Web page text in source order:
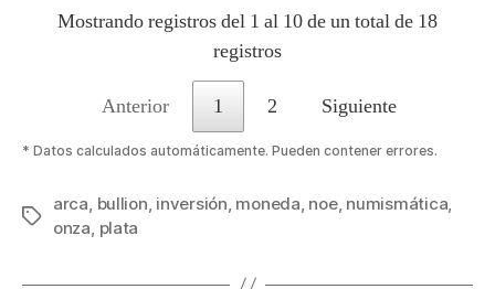
Mostrando registros del 1 al 10 de un total de 18
registros
Anterior 1 2 Siguiente
* Datos calculados automáticamente. Pueden contener errores.
Etiquetas
arca, bullion, inversión, moneda, noe, numismática,
onza, plata